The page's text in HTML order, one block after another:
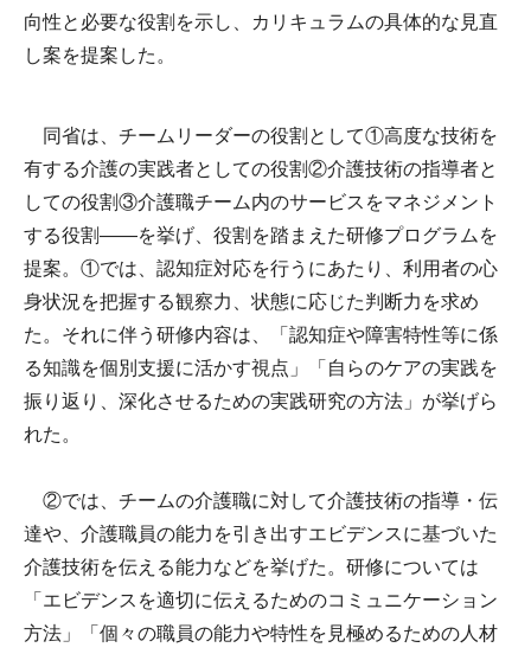
向性と必要な役割を示し、カリキュラムの具体的な見直
し案を提案した。
同省は、チームリーダーの役割として①高度な技術を
有する介護の実践者としての役割②介護技術の指導者と
しての役割③介護職チーム内のサービスをマネジメント
する役割――を挙げ、役割を踏まえた研修プログラムを
提案。①では、認知症対応を行うにあたり、利用者の心
身状況を把握する観察力、状態に応じた判断力を求め
た。それに伴う研修内容は、「認知症や障害特性等に係
る知識を個別支援に活かす視点」「自らのケアの実践を
振り返り、深化させるための実践研究の方法」が挙げら
れた。
②では、チームの介護職に対して介護技術の指導・伝
達や、介護職員の能力を引き出すエビデンスに基づいた
介護技術を伝える能力などを挙げた。研修については
「エビデンスを適切に伝えるためのコミュニケーション
方法」「個々の職員の能力や特性を見極めるための人材